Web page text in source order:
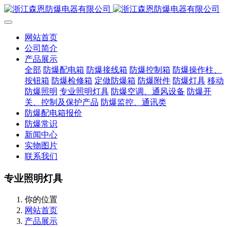
网站首页
公司简介
产品展示
全部 防爆配电箱 防爆接线箱 防爆控制箱 防爆操作柱、
按钮箱 防爆检修箱 定做防爆箱 防爆附件 防爆灯具 移动
防爆照明 专业照明灯具 防爆空调、通风设备 防爆开
关、控制及保护产品 防爆监控、通讯类
防爆配电箱报价
防爆常识
新闻中心
实物图片
联系我们
专业照明灯具
你的位置
网站首页
产品展示